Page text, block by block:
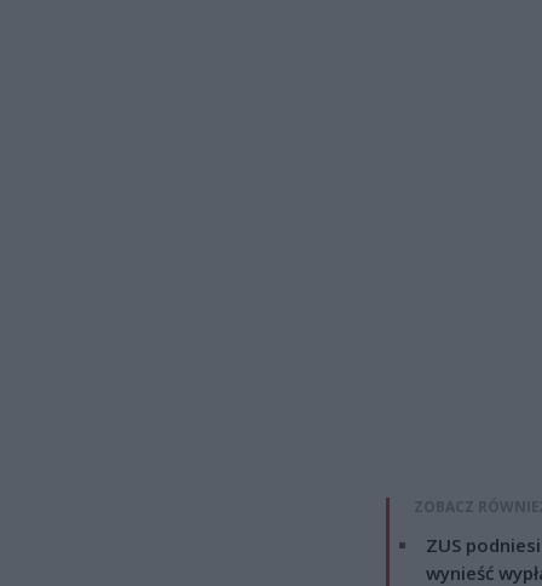
ZOBACZ
ZUS
wynieść